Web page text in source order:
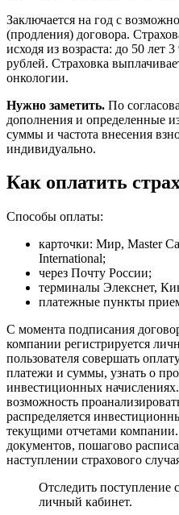
Заключается на год с
(продления) договора.
исходя из возраста: до 50 лет
рублей. Страховка
онкологии.
Нужно заметить. По
дополнения и определенные
суммы и частота внесения
индивидуально.
Как оплатить
Способы оплаты:
карточки: Мир, Master
International;
через Почту России;
терминалы Элекснет,
платежные пункты
С момента подписания
компании регистрируется
пользователя совершать
платежи и суммы, узнать о
инвестиционных
возможность
распределяется
текущими отчетами
документов, пошагово
наступлении страхового
Отследить поступление
личный кабинет.